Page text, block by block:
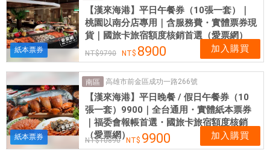
紙本票券
【漢來海港】平日午餐券（10張一套）｜
桃園以南分店專用｜含服務費・實體票券現
貨｜國旅卡旅宿額度核銷首選（愛票網）
9790 8900 加入購買
紙本票券
南區 高雄市前金區成功一路266號
【漢來海港】平日晚餐 / 假日午餐券（10
張一套）9900｜全台通用・實體紙本票券
｜福委會報帳首選・國旅卡旅宿額度核銷
（愛票網）
10890 9900 加入購買